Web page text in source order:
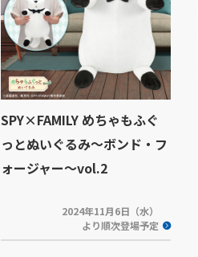
SPY×FAMILY めちゃもふぐ
っとぬいぐるみ～ボンド・フ
ォージャー～vol.2
2024年11月6日（水）
より順次登場予定